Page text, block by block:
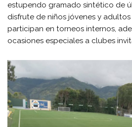
estupendo gramado sintético de
disfrute de niños jóvenes y
participan en torneos internos,
ocasiones especiales a clubes